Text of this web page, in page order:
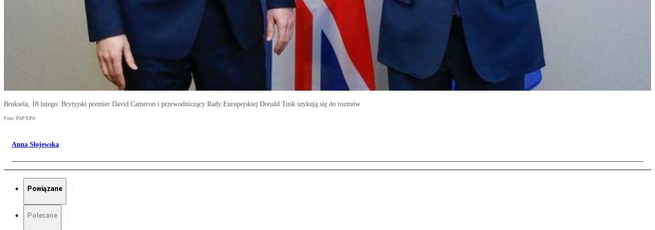
Bruksela, 18 lutego. Brytyjski premier David Cameron i przewodniczący Rady Europejskiej Donald Tusk szykują się do rozmów
Foto: PAP/EPA
Anna Słojewska
Powiązane
Polecane